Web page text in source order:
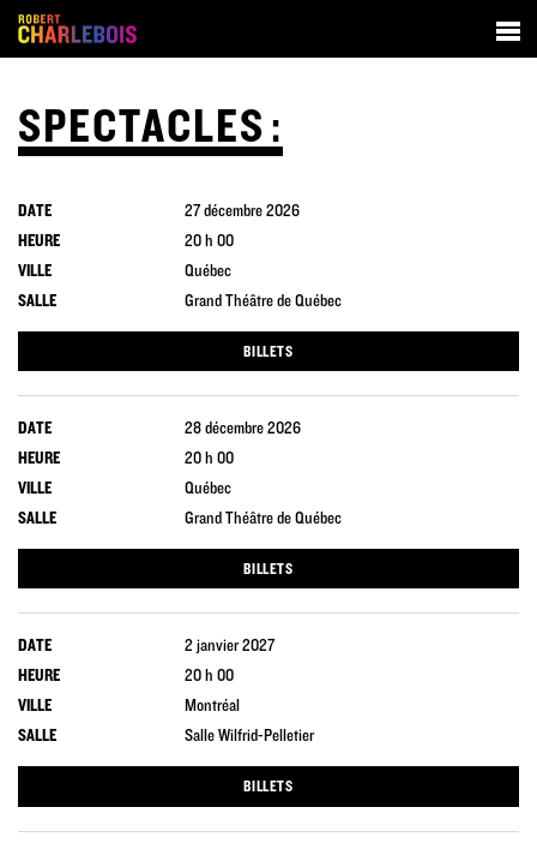
SPECTACLES
CONTACT
SPECTACLES :
DATE
27 décembre 2026
HEURE
20 h 00
VILLE
Québec
SALLE
Grand Théâtre de Québec
BILLETS
DATE
28 décembre 2026
HEURE
20 h 00
VILLE
Québec
SALLE
Grand Théâtre de Québec
BILLETS
DATE
2 janvier 2027
HEURE
20 h 00
VILLE
Montréal
SALLE
Salle Wilfrid-Pelletier
BILLETS